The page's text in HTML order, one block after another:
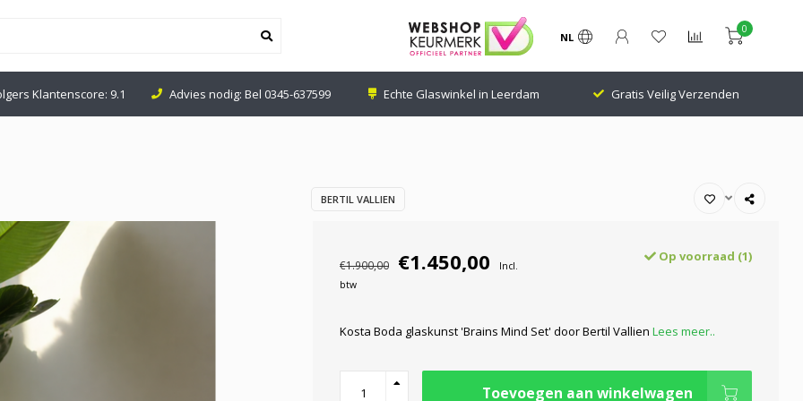
NL
0
Klantenscore: 9.1 Advies nodig: Bel 0345-637599 Echte Glaswinkel in Leerdam Gratis Veilig Verzenden
BERTIL VALLIEN
€1.900,00 €1.450,00
Incl.
btw
Op voorraad (1)
Kosta Boda glaskunst 'Brains Mind Set' door Bertil Vallien Lees meer..
Toevoegen aan winkelwagen